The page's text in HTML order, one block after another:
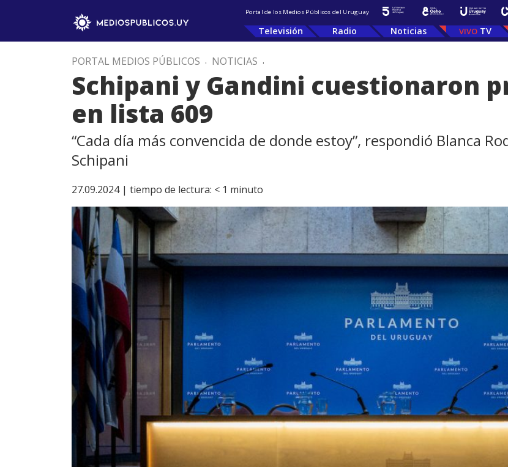
Portal de los Medios Públicos del Uruguay
Televisión Radio Noticias TV
PORTAL MEDIOS PÚBLICOS . NOTICIAS .
Schipani y Gandini cuestionaron
en lista 609
“Cada día más convencida de donde estoy”, respondió Blanca
Schipani
27.09.2024 | tiempo de lectura: < 1 minuto